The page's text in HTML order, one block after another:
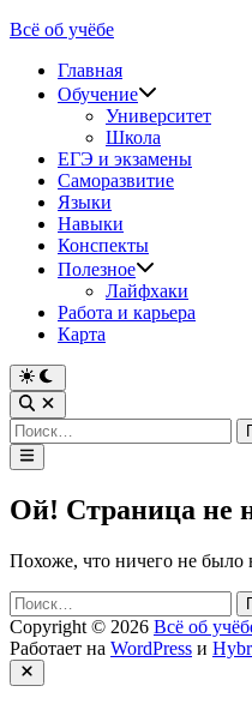
Перейти
содержимому
Всё об учёбе
Главная
Обучение
Университет
Школа
ЕГЭ и экзамены
Саморазвитие
Языки
Навыки
Конспекты
Полезное
Лайфхаки
Работа и карьера
Карта
Переключить
на
тёмный
режим
Открыть
поиск
Найти:
Главное
меню
Ой! Страница не
Похоже, что ничего не было
Найти:
Copyright © 2026 Всё об
Работает на WordPress и
Закрыть